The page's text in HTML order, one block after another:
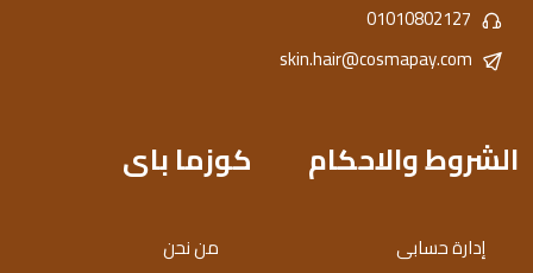
01010802127
skin.hair@cosmapay.com
الشروط والاحكام
إدارة حسابى
كوزما باى
من نحن